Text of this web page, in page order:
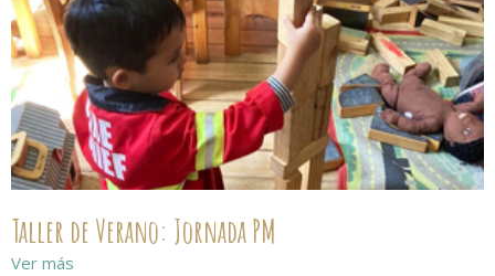
Taller de Verano: Jornada PM
Ver más